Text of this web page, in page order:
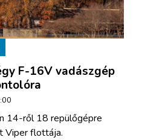
F-16V vadászgép
14-ről 18 repülőgépre
Viper flottája.